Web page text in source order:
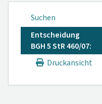
Suchen
Entscheidung
BGH 5 StR 460/07:
Druckansicht